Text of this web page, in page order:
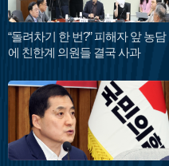
“돌려차기 한 번?” 피해자 앞 농담
에 친한계 의원들 결국 사과